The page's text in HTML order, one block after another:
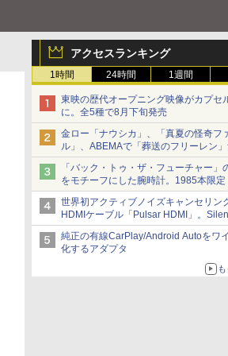
アクセスランキング
1時間 24時間 1週間
東映の歴代オープニング映像がカプセ
に。全5種で8月下旬発売
金ロー「ナウシカ」、「真夏の怪奇フ
ル」、ABEMAで「葬送のフリーレン
など。夏の特番・配信情報
「バック・トゥ・ザ・フューチャー」
をモチーフにした腕時計。1985本限定
世界初アクティブノイズキャンセリン
HDMIケーブル「Pulsar HDMI」。
から
純正の有線CarPlay/Android Autoをワ
化するアダプタ